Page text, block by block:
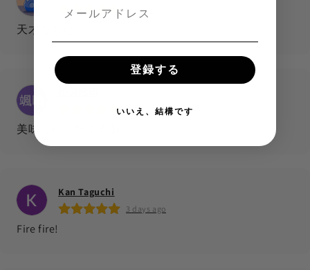
3 days ago
天才でした
3 days ago
美味しかったです👍
Kan Taguchi
3 days ago
Fire fire!
登録する
いいえ、結構です